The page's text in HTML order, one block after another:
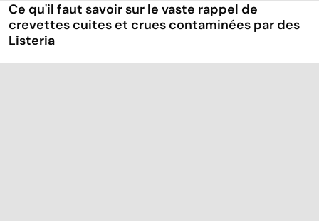
Ce qu'il faut savoir sur le vaste rappel de
crevettes cuites et crues contaminées par des
Listeria